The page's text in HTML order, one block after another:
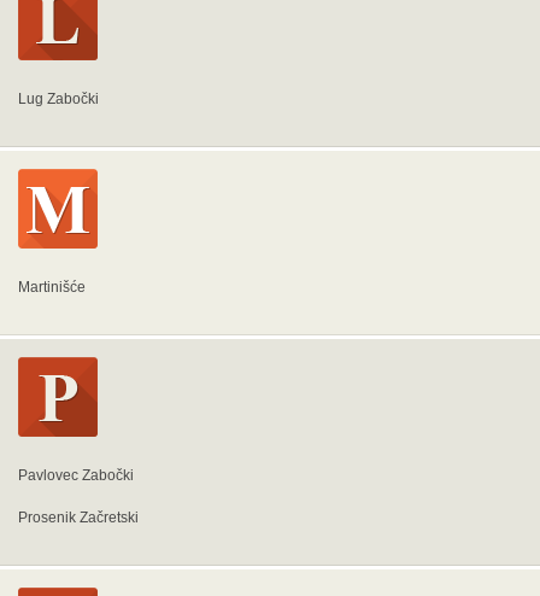
Lug Zabočki
Martinišće
Pavlovec Zabočki
Prosenik Začretski